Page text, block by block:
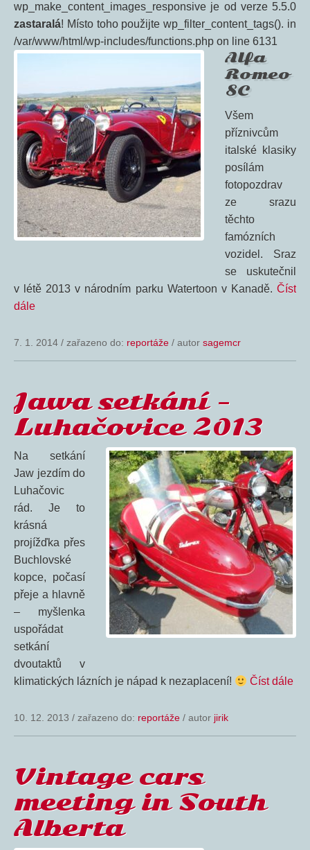
wp_make_content_images_responsive je od verze 5.5.0
zastaralá! Místo toho použijte wp_filter_content_tags(). in
/var/www/html/wp-includes/functions.php on line 6131
Alfa
Romeo
8C
Všem
příznivcům
italské klasiky
posílám
fotopozdrav
ze srazu
těchto
famózních
vozidel. Sraz
se uskutečnil
v létě 2013 v národním parku Watertoon v Kanadě. Číst
dále
7. 1. 2014 / zařazeno do: reportáže / autor sagemcr
Jawa setkání –
Luhačovice 2013
Na setkání
Jaw jezdím do
Luhačovic
rád. Je to
krásná
projížďka přes
Buchlovské
kopce, počasí
přeje a hlavně
– myšlenka
uspořádat
setkání
dvoutaktů v
klimatických lázních je nápad k nezaplacení!
Číst dále
10. 12. 2013 / zařazeno do: reportáže / autor jirik
Vintage cars
meeting in South
Alberta